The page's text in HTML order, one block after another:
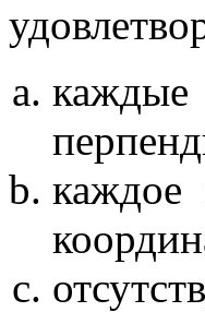
каждое